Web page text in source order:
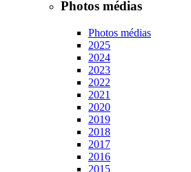
Photos médias
Photos médias
2025
2024
2023
2022
2021
2020
2019
2018
2017
2016
2015